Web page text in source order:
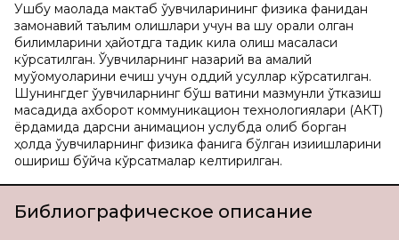
Ушбу мақолада мактаб ўқувчиларининг физика фанидан
замонавий таълим олишлари учун ва шу орқали олган
билимларини ҳайотдга тадқик кила олиш масаласи
кўрсатилган. Ўқувчиларнинг назарий ва амалий
муўомуоларини ечиш учун оддий усуллар кўрсатилган.
Шунингдег ўқувчиларнинг бўш вақтини мазмунли ўтказиш
мақсадида ахборот коммуникацион технологиялари (АКТ)
ёрдамида дарсни анимацион услубда олиб борган
ҳолда ўқувчиларнинг физика фанига бўлган қизиқишларини
ошириш бўйча кўрсатмалар келтирилган.
Библиографическое описание